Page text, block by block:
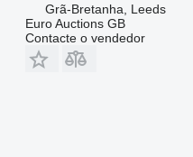
Grã-Bretanha, Leeds
Euro Auctions GB
Contacte o vendedor